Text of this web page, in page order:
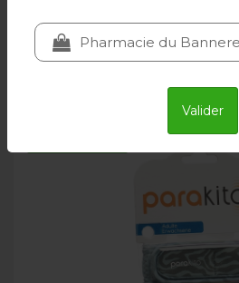
Valider
Ajouter au